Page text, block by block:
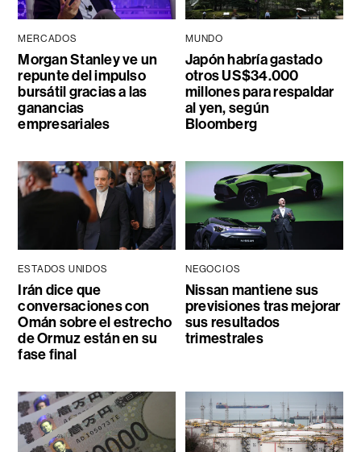
MERCADOS
Morgan Stanley ve un
repunte del impulso
bursátil gracias a las
ganancias
empresariales
MUNDO
Japón habría gastado
otros US$34.000
millones para respaldar
al yen, según
Bloomberg
ESTADOS UNIDOS
Irán dice que
conversaciones con
Omán sobre el estrecho
de Ormuz están en su
fase final
NEGOCIOS
Nissan mantiene sus
previsiones tras mejorar
sus resultados
trimestrales